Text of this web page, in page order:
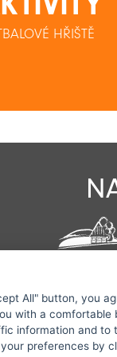
HŘIŠTĚ
práva
Sekce
All" button, you
with a comfortable
information and to
preferences by